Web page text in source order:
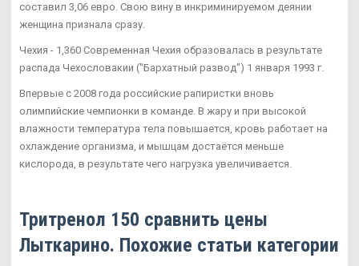
составил 3,06 евро. Свою вину в инкриминируемом деянии
женщина признала сразу.
Чехия - 1,360 Современная Чехия образовалась в результате
распада Чехословакии ("Бархатный развод") 1 января 1993 г.
Впервые с 2008 года российские рапиристки вновь
олимпийские чемпионки в команде. В жару и при высокой
влажности температура тела повышается, кровь работает на
охлаждение организма, и мышцам достаётся меньше
кислорода, в результате чего нагрузка увеличивается.
Тритренол 150 сравнить цены
Лыткарино. Похожие статьи категории